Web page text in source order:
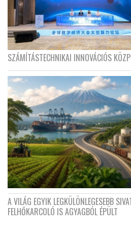
SZÁMÍTÁSTECHNIKAI INNOVÁCIÓS
A VILÁG EGYIK LEGKÜLÖNLEGESEBB
FELHŐKARCOLÓ IS AGYAGBÓL ÉPÜLT